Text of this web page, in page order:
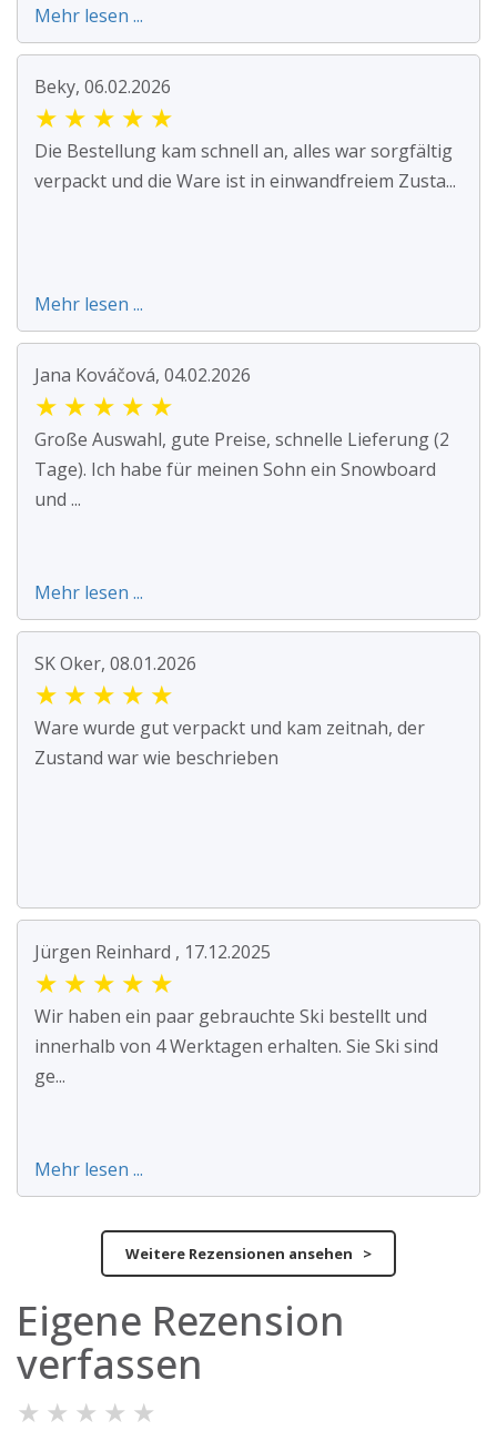
Mehr lesen ...
Beky, 06.02.2026
★ ★ ★ ★ ★
Die Bestellung kam schnell an, alles war sorgfältig
verpackt und die Ware ist in einwandfreiem Zusta...
Mehr lesen ...
Jana Kováčová, 04.02.2026
★ ★ ★ ★ ★
Große Auswahl, gute Preise, schnelle Lieferung (2
Tage). Ich habe für meinen Sohn ein Snowboard
und ...
Mehr lesen ...
SK Oker, 08.01.2026
★ ★ ★ ★ ★
Ware wurde gut verpackt und kam zeitnah, der
Zustand war wie beschrieben
Jürgen Reinhard , 17.12.2025
★ ★ ★ ★ ★
Wir haben ein paar gebrauchte Ski bestellt und
innerhalb von 4 Werktagen erhalten. Sie Ski sind
ge...
Mehr lesen ...
Weitere Rezensionen ansehen >
Eigene Rezension
verfassen
★ ★ ★ ★ ★